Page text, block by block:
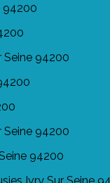
94200
Seine 94200
94200
94200